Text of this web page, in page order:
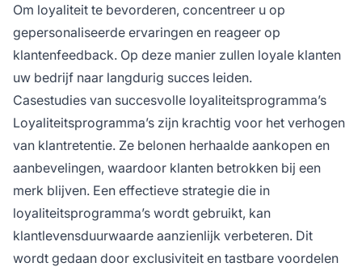
Om loyaliteit te bevorderen, concentreer u op
gepersonaliseerde ervaringen en reageer op
klantenfeedback. Op deze manier zullen loyale klanten
uw bedrijf naar langdurig succes leiden.
Casestudies van succesvolle loyaliteitsprogramma’s
Loyaliteitsprogramma’s zijn krachtig voor het verhogen
van klantretentie. Ze belonen herhaalde aankopen en
aanbevelingen, waardoor klanten betrokken bij een
merk blijven. Een effectieve strategie die in
loyaliteitsprogramma’s wordt gebruikt, kan
klantlevensduurwaarde aanzienlijk verbeteren. Dit
wordt gedaan door exclusiviteit en tastbare voordelen